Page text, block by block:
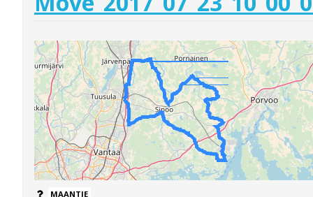
MAANTIE